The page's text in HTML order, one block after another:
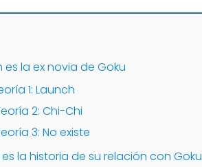
es la ex novia de Goku
1: Launch
2: Chi-Chi
3: No existe
la historia de su relación con Goku